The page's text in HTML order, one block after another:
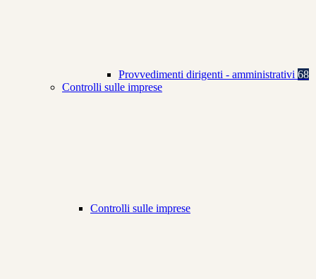
Provvedimenti dirigenti - amministrativi 68
Controlli sulle imprese
Controlli sulle imprese